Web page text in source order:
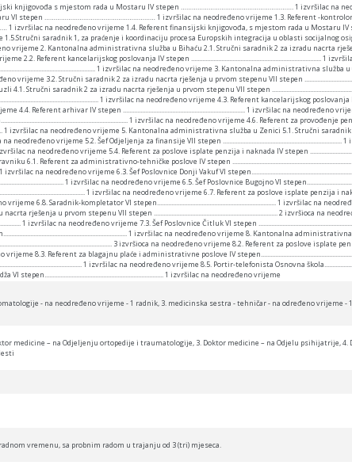
knjigovođa s mjestom rada u Mostaru IV stepen ……………………………………………………. 1 izvršilac na
VI stepen …………………………………………………… 1 izvršilac na neodređeno vrijeme 1.3. Referent -kontrolor
na neodređeno vrijeme 1.4. Referent finansijski knjigovođa, s mjestom rada u Mostaru IV
saradnik 1, za praćenje i koordinaciju procesa Europskih integracija u oblasti socijalnog
2. Kantonalna administrativna služba u Bihaću 2.1. Stručni saradnik 2 za izradu nacrta
vrijeme 2.2. Referent kancelarijskog poslovanja IV stepen .................................................................................. 1
1 izvršilac na neodređeno vrijeme 3. Kantonalna administrativna
vrijeme 3.2. Stručni saradnik 2 za izradu nacrta rješenja u prvom stepenu VII stepen
Stručni saradnik 2 za izradu nacrta rješenja u prvom stepenu VII stepen
1 izvršilac na neodređeno vrijeme 4.3. Referent kancelarijskog
vrijeme 4.4. Referent arhivar IV stepen ............................................................................. 1 izvršilac na neodređeno
1 izvršilac na neodređeno vrijeme 4.6. Referent za
1 izvršilac na neodređeno vrijeme 5. Kantonalna administrativna služba u Zenici 5.1. Stručni
na neodređeno vrijeme 5.2. Šef Odjeljenja za finansije VII stepen
izvršilac na neodređeno vrijeme 5.4. Referent za poslove isplate penzija i naknada IV stepen
6.1. Referent za administrativno-tehničke poslove IV stepen
1 izvršilac na neodređeno vrijeme 6.3. Šef Poslovnice Donji Vakuf VI
1 izvršilac na neodređeno vrijeme 6.5. Šef Poslovnice Bugojno VI
1 izvršilac na neodređeno vrijeme 6.7. Referent za poslove isplate penzija i
vrijeme 6.8. Saradnik-kompletator VI stepen........................................................................... 1 izvršilac na
rješenja u prvom stepenu VII stepen .............................................................................. 2 izvršioca na
1 izvršilac na neodređeno vrijeme 7.3. Šef Poslovnice Čitluk VI stepen
1 izvršilac na neodređeno vrijeme 8. Kantonalna
3 izvršioca na neodređeno vrijeme 8.2. Referent za poslove isplate
vrijeme 8.3. Referent za blagajnu plaće i administrativne poslove IV
1 izvršilac na neodređeno vrijeme 8.5. Portir-telefonista Osnovna
1 izvršilac na neodređeno vrijeme
- na neodređeno vrijeme - 1 radnik, 3. medicinska sestra - tehničar - na određeno vrijeme -
medicine – na Odjeljenju ortopedije i traumatologije, 3. Doktor medicine – na Odjelu psihijatrije, 4.
vremenu, sa probnim radom u trajanju od 3 (tri) mjeseca.